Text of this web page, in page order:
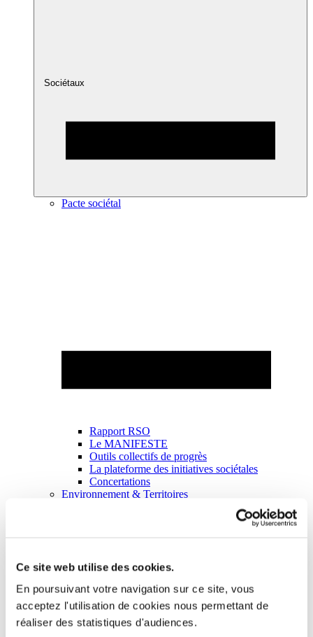
Ce site web utilise des cookies.
En poursuivant votre navigation sur ce site, vous
acceptez l'utilisation de cookies nous permettant de
réaliser des statistiques d'audiences.
Sociétaux
Pacte sociétal
Rapport RSO
Le MANIFESTE
Outils collectifs de progrès
La plateforme des initiatives sociétales
Concertations
Environnement & Territoires